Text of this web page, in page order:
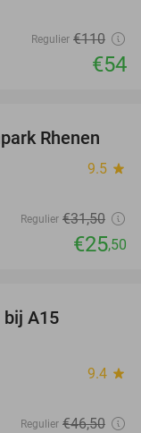
Regulier €110
€54
19%
Rhenen
9.5 star
Regulier €31,50
€25,50
bij A15
9.4 star
Regulier €46,50